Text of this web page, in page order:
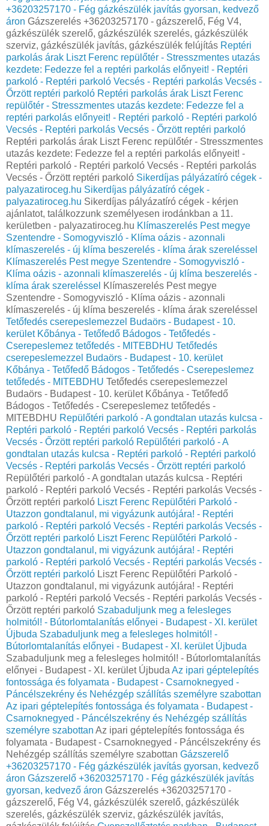
+36203257170 - Fég gázkészülék javítás gyorsan, kedvező
áron Gázszerelés +36203257170 - gázszerelő, Fég V4,
gázkészülék szerelő, gázkészülék szerelés, gázkészülék
szerviz, gázkészülék javítás, gázkészülék felújítás Reptéri
parkolás árak Liszt Ferenc repülőtér - Stresszmentes utazás
kezdete: Fedezze fel a reptéri parkolás előnyeit! - Reptéri
parkoló - Reptéri parkoló Vecsés - Reptéri parkolás Vecsés -
Őrzött reptéri parkoló Reptéri parkolás árak Liszt Ferenc
repülőtér - Stresszmentes utazás kezdete: Fedezze fel a
reptéri parkolás előnyeit! - Reptéri parkoló - Reptéri parkoló
Vecsés - Reptéri parkolás Vecsés - Őrzött reptéri parkoló
Reptéri parkolás árak Liszt Ferenc repülőtér - Stresszmentes
utazás kezdete: Fedezze fel a reptéri parkolás előnyeit! -
Reptéri parkoló - Reptéri parkoló Vecsés - Reptéri parkolás
Vecsés - Őrzött reptéri parkoló Sikerdíjas pályázatíró cégek -
palyazatiroceg.hu Sikerdíjas pályázatíró cégek -
palyazatiroceg.hu Sikerdíjas pályázatíró cégek - kérjen
ajánlatot, találkozzunk személyesen irodánkban a 11.
kerületben - palyazatiroceg.hu Klímaszerelés Pest megye
Szentendre - Somogyviszló - Klíma oázis - azonnali
klímaszerelés - új klíma beszerelés - klíma árak szereléssel
Klímaszerelés Pest megye Szentendre - Somogyviszló -
Klíma oázis - azonnali klímaszerelés - új klíma beszerelés -
klíma árak szereléssel Klímaszerelés Pest megye
Szentendre - Somogyviszló - Klíma oázis - azonnali
klímaszerelés - új klíma beszerelés - klíma árak szereléssel
Tetőfedés cserepeslemezzel Budaörs - Budapest - 10.
kerület Kőbánya - Tetőfedő Bádogos - Tetőfedés -
Cserepeslemez tetőfedés - MITEBDHU Tetőfedés
cserepeslemezzel Budaörs - Budapest - 10. kerület
Kőbánya - Tetőfedő Bádogos - Tetőfedés - Cserepeslemez
tetőfedés - MITEBDHU Tetőfedés cserepeslemezzel
Budaörs - Budapest - 10. kerület Kőbánya - Tetőfedő
Bádogos - Tetőfedés - Cserepeslemez tetőfedés -
MITEBDHU Repülőtéri parkoló - A gondtalan utazás kulcsa -
Reptéri parkoló - Reptéri parkoló Vecsés - Reptéri parkolás
Vecsés - Őrzött reptéri parkoló Repülőtéri parkoló - A
gondtalan utazás kulcsa - Reptéri parkoló - Reptéri parkoló
Vecsés - Reptéri parkolás Vecsés - Őrzött reptéri parkoló
Repülőtéri parkoló - A gondtalan utazás kulcsa - Reptéri
parkoló - Reptéri parkoló Vecsés - Reptéri parkolás Vecsés -
Őrzött reptéri parkoló Liszt Ferenc Repülőtéri Parkoló -
Utazzon gondtalanul, mi vigyázunk autójára! - Reptéri
parkoló - Reptéri parkoló Vecsés - Reptéri parkolás Vecsés -
Őrzött reptéri parkoló Liszt Ferenc Repülőtéri Parkoló -
Utazzon gondtalanul, mi vigyázunk autójára! - Reptéri
parkoló - Reptéri parkoló Vecsés - Reptéri parkolás Vecsés -
Őrzött reptéri parkoló Liszt Ferenc Repülőtéri Parkoló -
Utazzon gondtalanul, mi vigyázunk autójára! - Reptéri
parkoló - Reptéri parkoló Vecsés - Reptéri parkolás Vecsés -
Őrzött reptéri parkoló Szabaduljunk meg a felesleges
holmitól! - Bútorlomtalanítás előnyei - Budapest - XI. kerület
Újbuda Szabaduljunk meg a felesleges holmitól! -
Bútorlomtalanítás előnyei - Budapest - XI. kerület Újbuda
Szabaduljunk meg a felesleges holmitól! - Bútorlomtalanítás
előnyei - Budapest - XI. kerület Újbuda Az ipari géptelepítés
fontossága és folyamata - Budapest - Csarnoknegyed -
Páncélszekrény és Nehézgép szállítás személyre szabottan
Az ipari géptelepítés fontossága és folyamata - Budapest -
Csarnoknegyed - Páncélszekrény és Nehézgép szállítás
személyre szabottan Az ipari géptelepítés fontossága és
folyamata - Budapest - Csarnoknegyed - Páncélszekrény és
Nehézgép szállítás személyre szabottan Gázszerelő
+36203257170 - Fég gázkészülék javítás gyorsan, kedvező
áron Gázszerelő +36203257170 - Fég gázkészülék javítás
gyorsan, kedvező áron Gázszerelés +36203257170 -
gázszerelő, Fég V4, gázkészülék szerelő, gázkészülék
szerelés, gázkészülék szerviz, gázkészülék javítás,